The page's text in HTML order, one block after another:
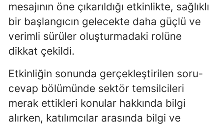
mesajının öne çıkarıldığı etkinlikte, sağlıklı
bir başlangıcın gelecekte daha güçlü ve
verimli sürüler oluşturmadaki rolüne
dikkat çekildi.
Etkinliğin sonunda gerçekleştirilen soru-
cevap bölümünde sektör temsilcileri
merak ettikleri konular hakkında bilgi
alırken, katılımcılar arasında bilgi ve